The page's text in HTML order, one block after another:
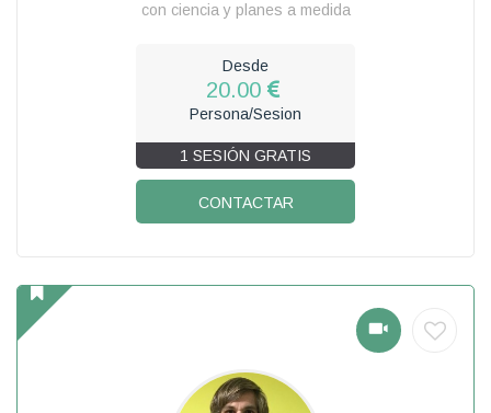
con ciencia y planes a medida
Desde
20.00
Persona/Sesion
1 SESIÓN GRATIS
CONTACTAR